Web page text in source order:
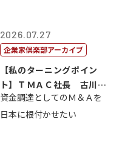
2026.07.27
企業家倶楽部アーカイブ
【私のターニングポイン
ト】ＴＭＡＣ社長 古川英
一
資金調達としてのＭ＆Ａを
日本に根付かせたい